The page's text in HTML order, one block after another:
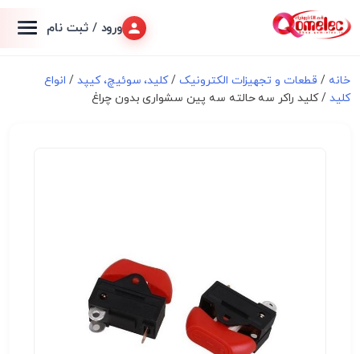
ورود / ثبت نام
خانه / قطعات و تجهیزات الکترونیک/کلید، سوئیچ، کیپد/ انواع
کلید / کلید راکر سه حالته سه پین سشواری بدون چراغ